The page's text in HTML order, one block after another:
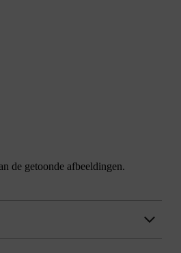
de getoonde afbeeldingen.